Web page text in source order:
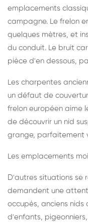
emplacements
campagne. Le frelon
quelques mètres, et
du conduit. Le bruit
pièce d'en dessous,
Les charpentes
un défaut de
frelon européen aime
de découvrir un nid
grange, parfaitement
Les emplacements
D'autres situations se
demandent une
occupés, anciens
d'enfants,